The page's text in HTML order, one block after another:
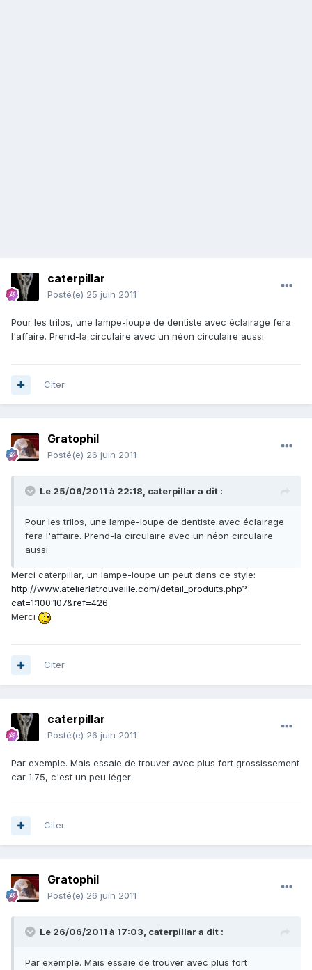
caterpillar
Posté(e) 25 juin 2011
Pour les trilos, une lampe-loupe de dentiste avec éclairage fera
l'affaire. Prend-la circulaire avec un néon circulaire aussi
Citer
Gratophil
Posté(e) 26 juin 2011
Le 25/06/2011 à 22:18, caterpillar a dit :
Pour les trilos, une lampe-loupe de dentiste avec éclairage
fera l'affaire. Prend-la circulaire avec un néon circulaire
aussi
Merci caterpillar, un lampe-loupe un peut dans ce style:
http://www.atelierlatrouvaille.com/detail_produits.php?
cat=1:100:107&ref=426
Merci
Citer
caterpillar
Posté(e) 26 juin 2011
Par exemple. Mais essaie de trouver avec plus fort grossissement
car 1.75, c'est un peu léger
Citer
Gratophil
Posté(e) 26 juin 2011
Le 26/06/2011 à 17:03, caterpillar a dit :
Par exemple. Mais essaie de trouver avec plus fort